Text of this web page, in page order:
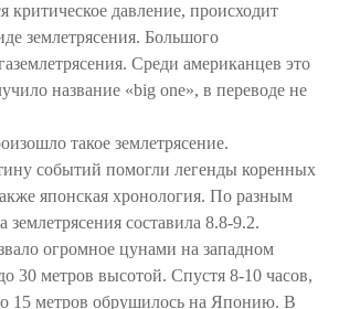
критическое давление, происходит
землетрясения. Большого
Среди американцев это
название «big one», в переводе не
такое землетрясение.
событий помогли легенды коренных
японская хронология. По разным
землетрясения составила 8.8-9.2.
огромное цунами на западном
30 метров высотой. Спустя 8-10 часов,
15 метров обрушилось на Японию. В